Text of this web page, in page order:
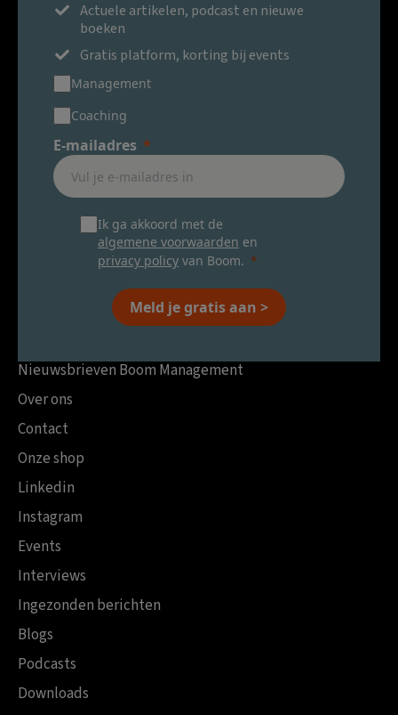
Actuele artikelen, podcast en nieuwe
boeken
Gratis platform, korting bij events
Management
Coaching
E-mailadres
Ik ga akkoord met de
algemene voorwaarden en
privacy policy van Boom.
Meld je gratis aan >
Nieuwsbrieven Boom Management
Over ons
Contact
Onze shop
Linkedin
Instagram
Events
Interviews
Ingezonden berichten
Blogs
Podcasts
Downloads